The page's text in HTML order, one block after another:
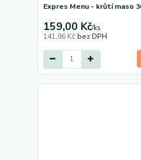
Expres Menu - krůtí maso
159,00 Kč/ks
141,96 Kč bez DPH